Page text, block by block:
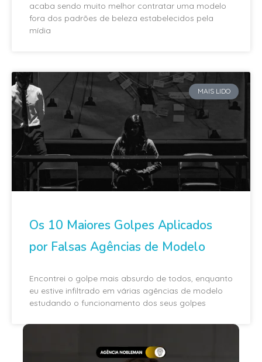
acaba sendo muito melhor contratar uma modelo
fora dos padrões de beleza estabelecidos pela
mídia
MAIS LIDO
Os 10 Maiores Golpes Aplicados
por Falsas Agências de Modelo
Encontrei o golpe mais absurdo de todos, enquanto
eu estive infiltrado em várias agências de modelo
estudando o funcionamento dos seus golpes